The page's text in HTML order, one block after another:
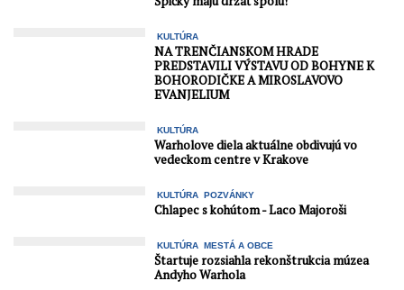
KULTÚRA
NA TRENČIANSKOM HRADE
PREDSTAVILI VÝSTAVU OD BOHYNE K
BOHORODIČKE A MIROSLAVOVO
EVANJELIUM
KULTÚRA
Warholove diela aktuálne obdivujú vo
vedeckom centre v Krakove
KULTÚRA POZVÁNKY
Chlapec s kohútom - Laco Majoroši
KULTÚRA MESTÁ A OBCE
Štartuje rozsiahla rekonštrukcia múzea
Andyho Warhola